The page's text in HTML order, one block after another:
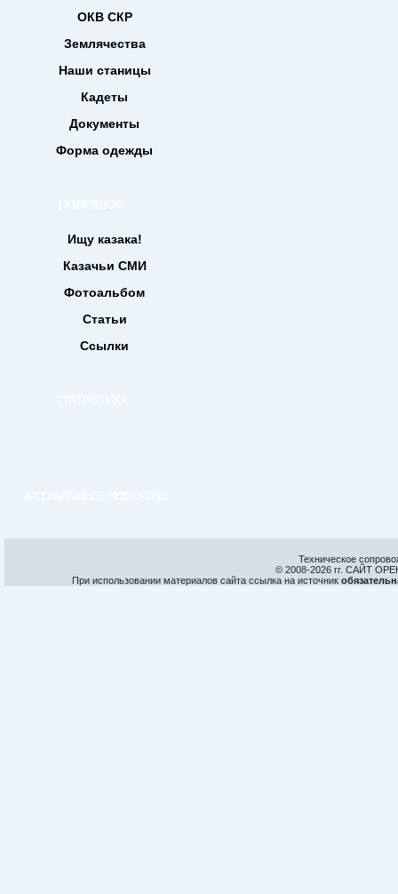
ОКВ СКР
Землячества
Наши станицы
Кадеты
Документы
Форма одежды
Ищу казака!
Казачьи СМИ
Фотоальбом
Статьи
Ссылки
Техническое
© 2008-2026 гг. САЙТ
При использовании материалов сайта ссылка на источник